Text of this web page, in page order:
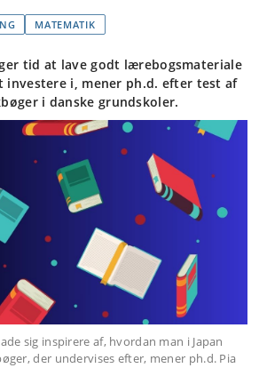
MATEMATIK
tid at lave godt lærebogsmateriale
i, mener ph.d. efter test af
i danske grundskoler.
sig inspirere af, hvordan man i Japan
der undervises efter, mener ph.d. Pia